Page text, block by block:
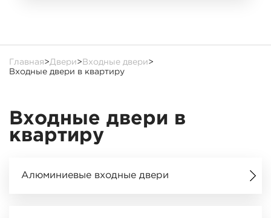
Главная>Двери> Входные двери>
Входные двери в квартиру
Входные двери в
квартиру
Алюминиевые входные двери